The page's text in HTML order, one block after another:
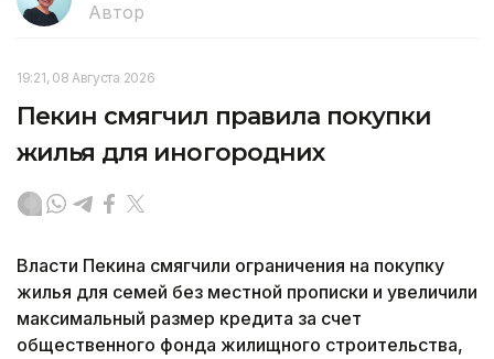
Автор
19:21, 08 Августа 2026
Пекин смягчил правила покупки
жилья для иногородних
Власти Пекина смягчили ограничения на покупку
жилья для семей без местной прописки и увеличили
максимальный размер кредита за счет
общественного фонда жилищного строительства,